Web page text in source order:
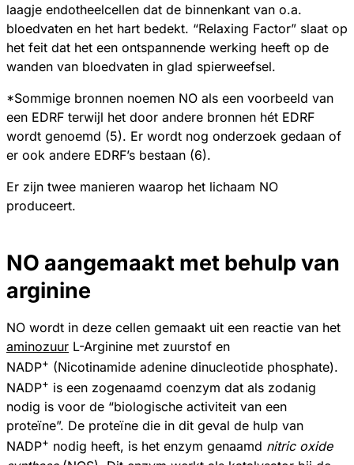
laagje endotheelcellen dat de binnenkant van o.a.
bloedvaten en het hart bedekt. “Relaxing Factor” slaat op
het feit dat het een ontspannende werking heeft op de
wanden van bloedvaten in glad spierweefsel.
*Sommige bronnen noemen NO als een voorbeeld van
een EDRF terwijl het door andere bronnen hét EDRF
wordt genoemd (5). Er wordt nog onderzoek gedaan of
er ook andere EDRF’s bestaan (6).
Er zijn twee manieren waarop het lichaam NO
produceert.
NO aangemaakt met behulp van
arginine
NO wordt in deze cellen gemaakt uit een reactie van het
aminozuur L-Arginine met zuurstof en
NADP+ (Nicotinamide adenine dinucleotide phosphate).
NADP+ is een zogenaamd coenzym dat als zodanig
nodig is voor de “biologische activiteit van een
proteïne”. De proteïne die in dit geval de hulp van
NADP+ nodig heeft, is het enzym genaamd nitric oxide